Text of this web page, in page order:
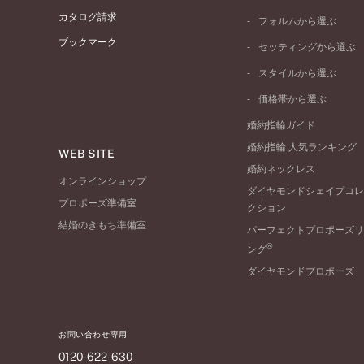
カタログ請求
ブックマーク
WEB SITE
オンラインショップ
プロポーズ準備室
結婚のきもち準備室
お問い合わせ専用
0120-622-630
プラチナ
ピンクゴールド
ペールブラウンゴール
フォルムから選ぶ
ストレートライン
V字ライン
セッティングから選ぶ
ソリテール
ダブルサイドメレ
ラインメレ
スタイルから選ぶ
シンプル
モード
エレガント
ゴージャス
価格帯から選ぶ
50万円台～
20万円台～
10万円台～
婚約指輪ガイド
婚約指輪 人気ランキング
婚約ネックレス
ダイヤモンドシェイプコレ
クション
パーフェクトプロポーズリ
ング®
ダイヤモンドプロポーズ